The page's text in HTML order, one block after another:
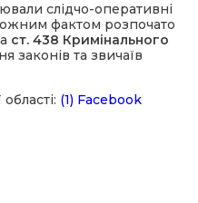
слідчо-оперативні
фактом розпочато
ст. 438 Кримінального
законів та звичаїв
(1) Facebook